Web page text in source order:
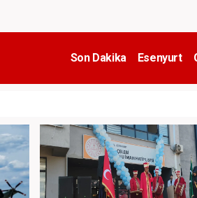
Son Dakika Esenyurt